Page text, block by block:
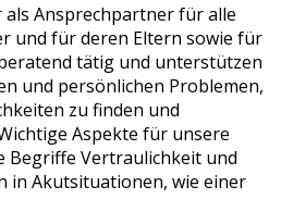
als Ansprechpartner für alle
und für deren Eltern sowie für
tätig und unterstützen
und persönlichen Problemen,
zu finden und
Aspekte für unsere
Begriffe Vertraulichkeit und
in Akutsituationen, wie einer